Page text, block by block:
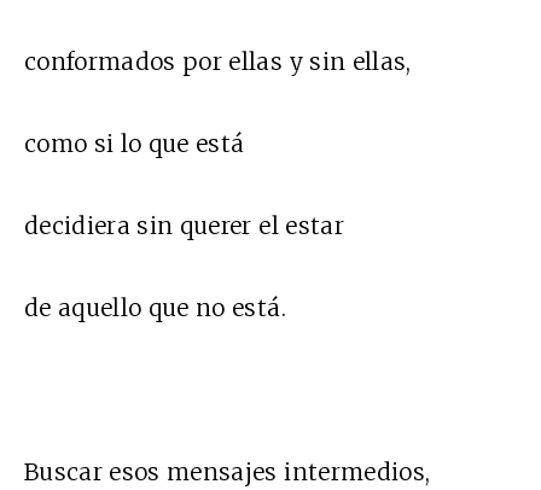
conformados por ellas y sin ellas,
como si lo que está
decidiera sin querer el estar
de aquello que no está.
Buscar esos mensajes intermedios,